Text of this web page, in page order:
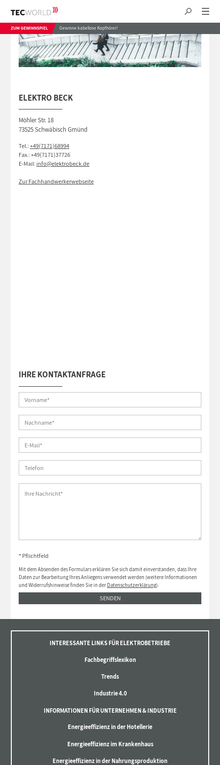
ZUM GEWINNSPIEL Gewinne kabellose Kopfhörer!
ELEKTRO BECK
Möhler Str. 18
73525 Schwäbisch Gmünd
Tel.:+49(7171)68994
Fax.: +49(7171)37726
E-Mail: info@elektrobeck.de
Zur Fachhandwerkerwebseite
IHRE KONTAKTANFRAGE
* Pflichtfeld
Mit dem Absenden des Formulars erklären Sie sich damit einverstanden, dass Ihre
Daten zur Bearbeitung Ihres Anliegens verwendet werden (weitere Informationen
und Widerrufshinweise finden Sie in der Datenschutzerklärung).
SENDEN
INTERESSANTE LINKS FÜR ELEKTROBETRIEBE
Fachbegriffslexikon
Trends
Industrie 4.0
INFORMATIONEN FÜR UNTERNEHMEN & INDUSTRIE
Energieeffizienz in der Hotellerie
Energieeffizienz im Krankenhaus
Energieeffizienz in der Nahrungsproduktion